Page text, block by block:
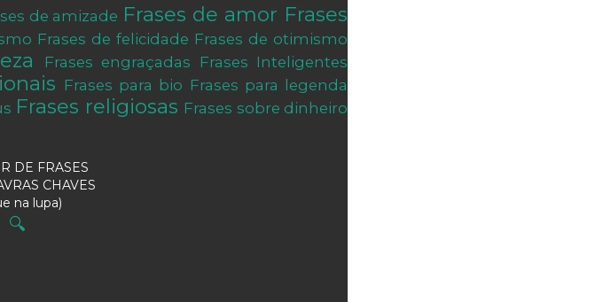
de amizade Frases de amor Frases
Frases de felicidade Frases de otimismo
Frases engraçadas
Frases Inteligentes
Frases para bio Frases para legenda
Frases religiosas Frases sobre dinheiro
DE FRASES
CHAVES
na lupa)
🔍